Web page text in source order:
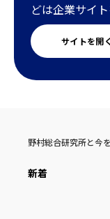
どは企業サイ
サイトを開く
野村総合研究所と今
新着